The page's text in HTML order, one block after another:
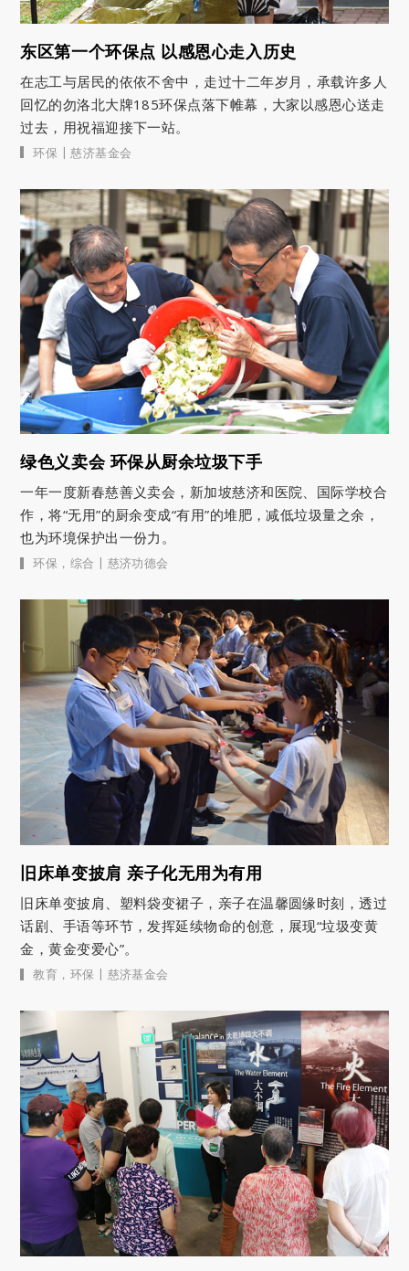
东区第一个环保点 以感恩心走入历史
在志工与居民的依依不舍中，走过十二年岁月，承载许多人
回忆的勿洛北大牌185环保点落下帷幕，大家以感恩心送走
过去，用祝福迎接下一站。
环保 | 慈济基金会
绿色义卖会 环保从厨余垃圾下手
一年一度新春慈善义卖会，新加坡慈济和医院、国际学校合
作，将“无用”的厨余变成“有用”的堆肥，减低垃圾量之余，
也为环境保护出一份力。
环保 ， 综合 | 慈济功德会
旧床单变披肩 亲子化无用为有用
旧床单变披肩、塑料袋变裙子，亲子在温馨圆缘时刻，透过
话剧、手语等环节，发挥延续物命的创意，展现“垃圾变黄
金，黄金变爱心”。
教育 ， 环保 | 慈济基金会